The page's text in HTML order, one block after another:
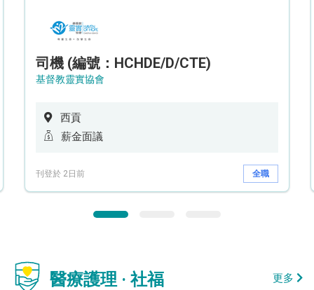
司機 (編號：HCHDE/D/CTE)
基督教靈實協會
西貢
薪金面議
刊登於 2日前 全職
醫療護理 · 社福 更多